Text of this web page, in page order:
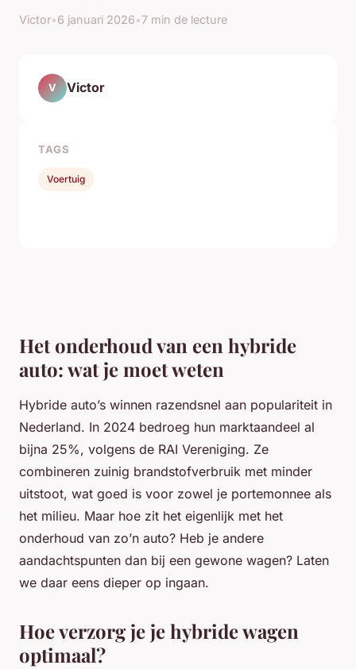
Victor•6 januari 2026•7 min de lecture
Het onderhoud van een hybride
auto: wat je moet weten
Hybride auto’s winnen razendsnel aan populariteit in
Nederland. In 2024 bedroeg hun marktaandeel al
bijna 25%, volgens de RAI Vereniging. Ze
combineren zuinig brandstofverbruik met minder
uitstoot, wat goed is voor zowel je portemonnee als
het milieu. Maar hoe zit het eigenlijk met het
onderhoud van zo’n auto? Heb je andere
aandachtspunten dan bij een gewone wagen? Laten
we daar eens dieper op ingaan.
Hoe verzorg je je hybride wagen
optimaal?
V Victor
TAGS
Voertuig